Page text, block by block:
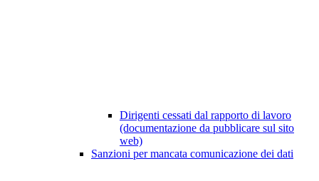
Dirigenti cessati dal rapporto di lavoro
(documentazione da pubblicare sul sito
web)
Sanzioni per mancata comunicazione dei dati